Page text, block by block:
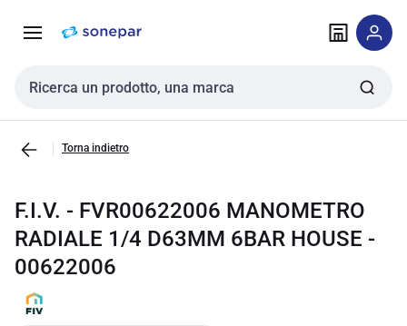
navigazione alla
Cerca input
Torna indietro
F.I.V. - FVR00622006 MANOMETRO
RADIALE 1/4 D63MM 6BAR HOUSE -
00622006